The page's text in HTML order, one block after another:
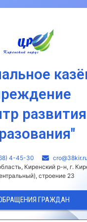
развития
4-45-30
сro@38kir.ru
Киренский р-н, г.
строение 23
ГРАЖДАН